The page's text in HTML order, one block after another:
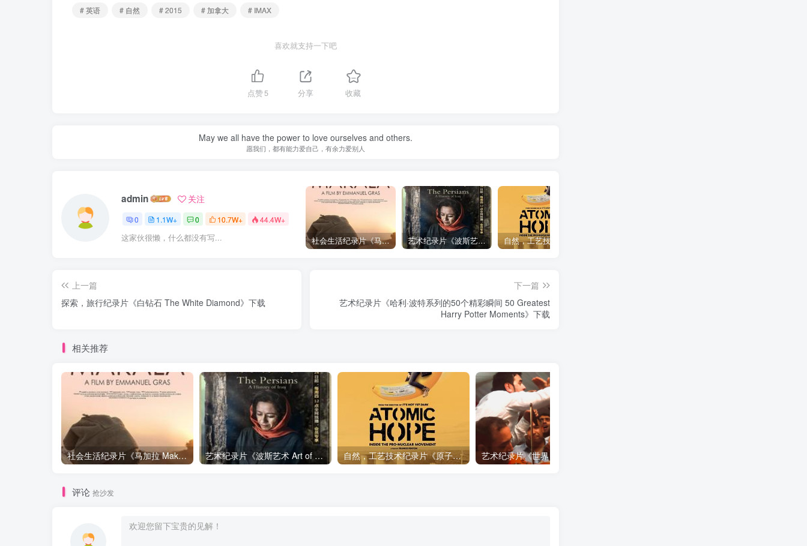
# 英语
# 自然 # 2015 # 加拿大 # IMAX
喜欢就支持一下吧
点赞5 分享 收藏
May we all have the power to love ourselves and others.
愿我们，都有能力爱自己，有余力爱别人
admin 关注
0 1.1W+ 0 10.7W+ 44.4W+
这家伙很懒，什么都没有写... 社会生活纪录片《马加拉 Makala》下载 艺术纪录片《波斯艺术 Art of Persia》下载
上一篇
探索，旅行纪录片《白钻石 The White Diamond》下载
下一篇
艺术纪录片《哈利·波特系列的50个精彩瞬间 50 Greatest
Harry Potter Moments》下载
相关推荐
社会生活纪录片《马加拉 Makala》下载 艺术纪录片《波斯艺术 Art of Persia》下载 自然，工艺技术纪录片《原子能的希望 Atomic Hope – Inside the Pro-Nuclear Movement》下载
评论 抢沙发